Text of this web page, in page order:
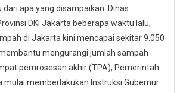
dari apa yang disampaikan Dinas
DKI Jakarta beberapa waktu lalu,
di Jakarta kini mencapai sekitar 9.050
mengurangi jumlah sampah
pemrosesan akhir (TPA), Pemerintah
mulai memberlakukan Instruksi Gubernur